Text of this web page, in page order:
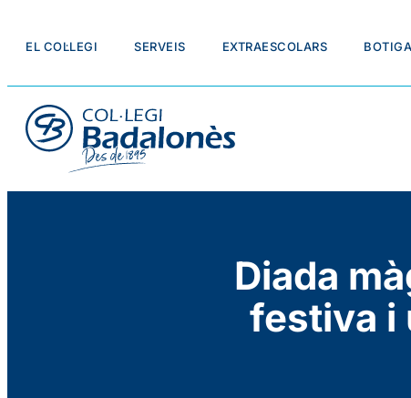
EL COL·LEGI SERVEIS EXTRAESCOLARS BOTIGA
Diada
festiva i